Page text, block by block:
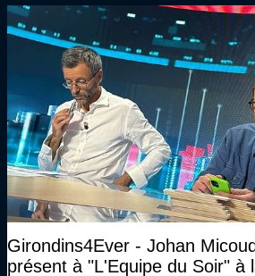
Girondins4Ever - Johan
présent à "L'Equipe du Soir" à